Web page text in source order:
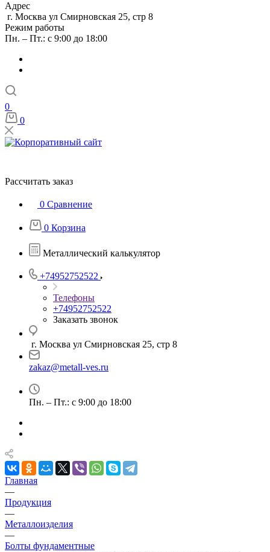
Адрес
г. Москва ул Смирновская 25, стр 8
Режим работы
Пн. – Пт.: с 9:00 до 18:00
0
0
Рассчитать заказ
0 Сравнение
0 Корзина
Металлический калькулятор
+74952752522
Телефоны
+74952752522
Заказать звонок
г. Москва ул Смирновская 25, стр 8
zakaz@metall-ves.ru
Пн. – Пт.: с 9:00 до 18:00
Главная
—
Продукция
—
Металлоизделия
—
Болты фундаментные